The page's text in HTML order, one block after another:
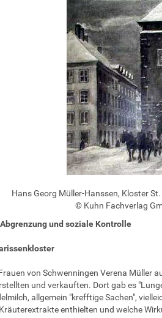
Hans Georg Müller-Hanssen, Kloster
© Kuhn Fachverlag
und soziale Kontrolle
von Schwenningen Verena Müller
und verkauften. Dort gab es
allgemein "krefftige Sachen",
enthielten und welche